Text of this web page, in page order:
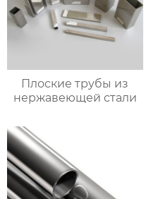
Плоские трубы из
нержавеющей стали